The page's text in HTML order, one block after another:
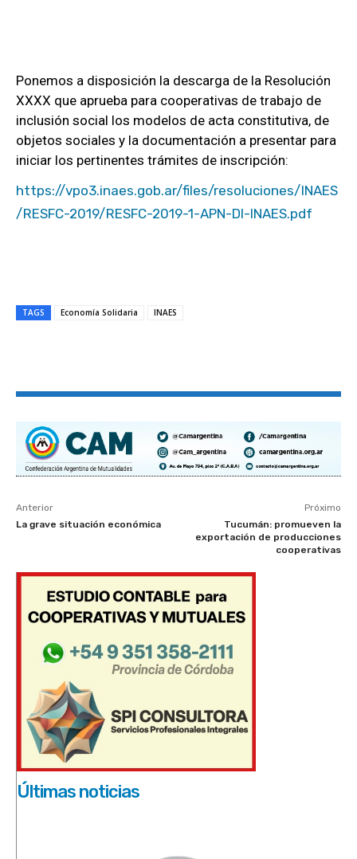
Ponemos a disposición la descarga de la Resolución
XXXX que aprueba para cooperativas de trabajo de
inclusión social los modelos de acta constitutiva, de
objetos sociales y la documentación a presentar para
iniciar los pertinentes trámites de inscripción:
https://vpo3.inaes.gob.ar/files/resoluciones/INAES
/RESFC-2019/RESFC-2019-1-APN-DI-INAES.pdf
TAGS Economía Solidaria INAES
Anterior
La grave situación económica
Próximo
Tucumán: promueven la
exportación de producciones
cooperativas
Últimas noticias